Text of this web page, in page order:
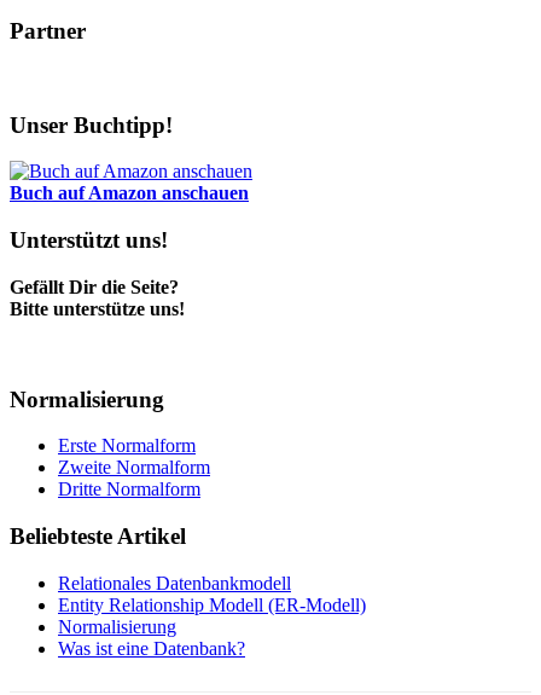
Partner
Unser Buchtipp!
Buch auf Amazon anschauen
Unterstützt uns!
Gefällt Dir die Seite?
Bitte unterstütze uns!
Normalisierung
Erste Normalform
Zweite Normalform
Dritte Normalform
Beliebteste Artikel
Relationales Datenbankmodell
Entity Relationship Modell (ER-Modell)
Normalisierung
Was ist eine Datenbank?